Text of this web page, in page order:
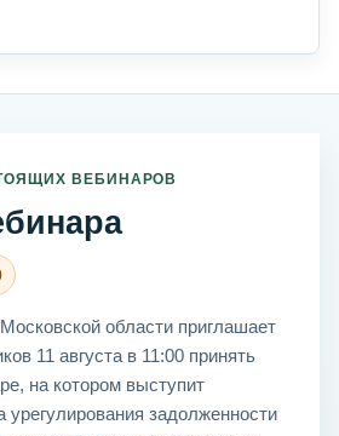
ВЕБИНАРОВ
области приглашает
11 августа в 11:00 принять
на котором выступит
урегулирования задолженности